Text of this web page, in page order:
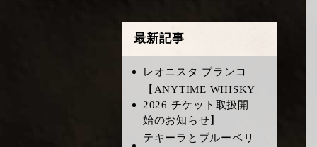
最新記事
レオニスタ ブランコ
​【ANYTIME WHISKY
2026 チケット取扱開
始のお知らせ】
テキーラとブルーベリ